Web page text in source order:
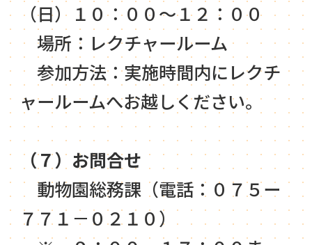
（日）１０：００～１２：００
場所：レクチャールーム
参加方法：実施時間内にレクチ
ャールームへお越しください。
（７）お問合せ
動物園総務課（電話：０７５ー
７７１－０２１０）